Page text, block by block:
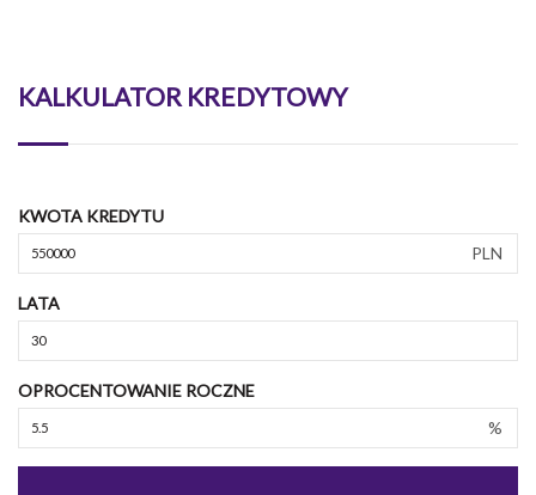
KALKULATOR KREDYTOWY
KWOTA KREDYTU
PLN
LATA
OPROCENTOWANIE ROCZNE
%